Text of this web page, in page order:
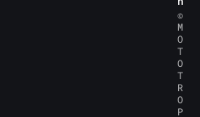
©
M
O
T
O
T
R
O
P